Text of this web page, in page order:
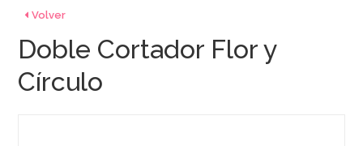
Volver
Doble Cortador Flor y
Círculo